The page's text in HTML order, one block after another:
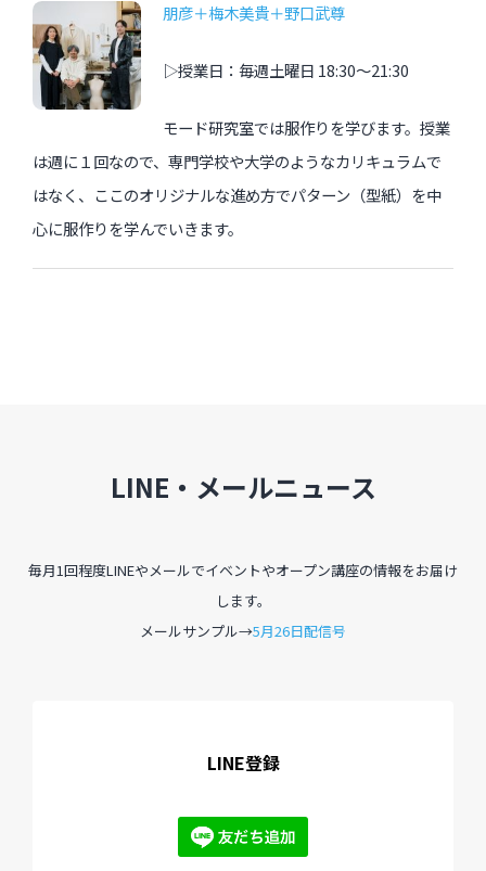
朋彦＋梅木美貴＋野口武尊
▷授業日：毎週土曜日 18:30〜21:30
モード研究室では服作りを学びます。授業
は週に１回なので、専門学校や大学のようなカリキュラムで
はなく、ここのオリジナルな進め方でパターン（型紙）を中
心に服作りを学んでいきます。
LINE・メールニュース
毎月1回程度LINEやメールでイベントやオープン講座の情報をお届け
します。
メールサンプル→5月26日配信号
LINE登録